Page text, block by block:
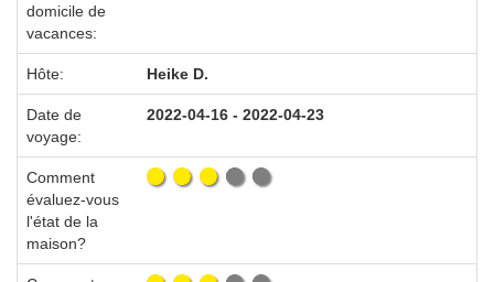
domicile de
vacances:
Hôte: Heike D.
Date de
voyage:
2022-04-16 - 2022-04-23
Comment
évaluez-vous
l'état de la
maison?